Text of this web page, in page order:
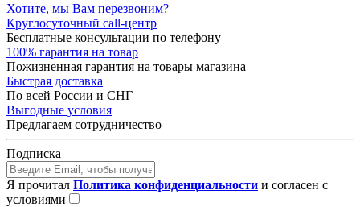
Хотите, мы Вам перезвоним?
Круглосуточный call-центр
Бесплатные консультации по телефону
100% гарантия на товар
Пожизненная гарантия на товары магазина
Быстрая доставка
По всей России и СНГ
Выгодные условия
Предлагаем сотрудничество
Подписка
Я прочитал Политика конфиденциальности и согласен с
условиями